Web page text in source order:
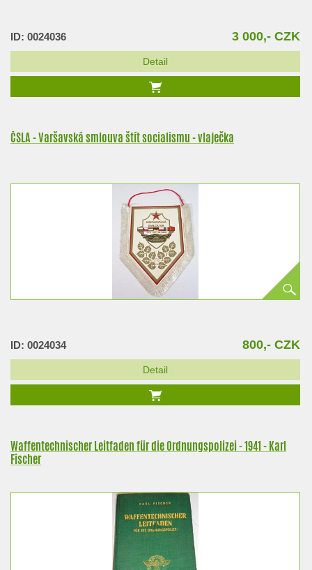
ID: 0024036 3 000,- CZK
Detail
ČSLA - Varšavská smlouva štít socialismu - vlaječka
ID: 0024034 800,- CZK
Detail
Waffentechnischer Leitfaden für die Ordnungspolizei - 1941 - Karl
Fischer